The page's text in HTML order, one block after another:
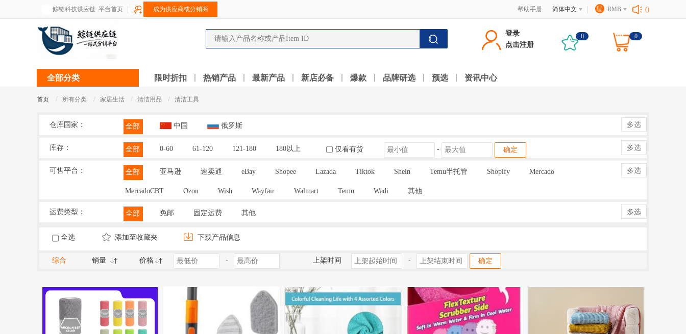
鲸链科技供应链 平台首页 成为供应商或分销商 帮助手册 简体中文 RMB ()
登录
点击注册
0 0
全部分类 限时折扣 热销产品 最新产品 新店必备 爆款 品牌研选 预选 资讯中心
首页 / 所有分类 / 家居生活 / 清洁用品 / 清洁工具
仓库国家： 全部 中国 俄罗斯 多选
库存： 全部 0-60 61-120 121-180 180以上 仅看有货 - 确定 多选
可售平台： 全部 亚马逊 速卖通 eBay Shopee Lazada Tiktok Shein Temu半托管 Shopify Mercado
MercadoCBT Ozon Wish Wayfair Walmart Temu Wadi 其他
多选
运费类型： 全部 免邮 固定运费 其他 多选
全选 添加至收藏夹 下载产品信息
综合 销量 价格 - 上架时间 - 确定